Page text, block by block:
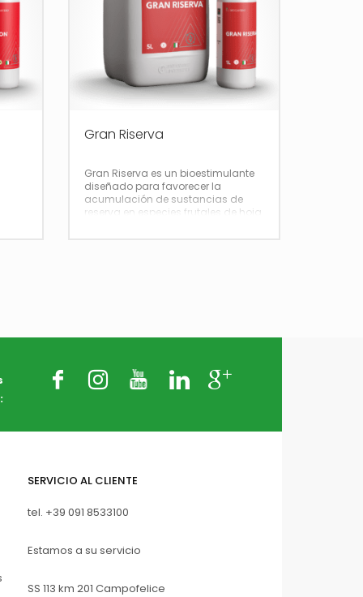
Gran Riserva
Gran Riserva es un bioestimulante
diseñado para favorecer la
acumulación de sustancias de
reserva en especies frutales de hoja
SERVICIO AL CLIENTE
tel. +39 091 8533100
Estamos a su servicio
SS 113 km 201 Campofelice